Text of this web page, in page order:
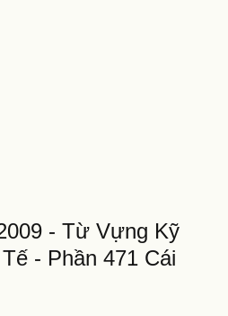
- Từ Vựng Kỹ
- Phần 471 Cái